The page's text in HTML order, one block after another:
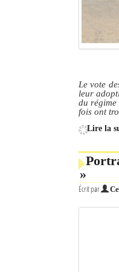
Le vote
leur
du régime
fois ont
Lire la
»
Écrit par